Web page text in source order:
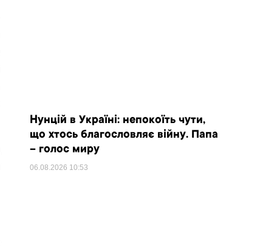
Нунцій в Україні: непокоїть чути,
що хтось благословляє війну. Папа
– голос миру
06.08.2026 10:53